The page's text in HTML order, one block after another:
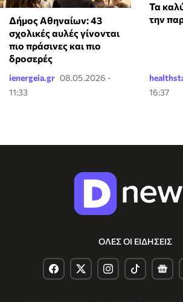
Δήμος Αθηναίων: 43
σχολικές αυλές γίνονται
πιο πράσινες και πιο
δροσερές
ienergeia.gr 08.05.2026 -
11:33
Τα
την
16:37
ΟΛΕΣ ΟΙ ΕΙΔΗΣΕΙΣ